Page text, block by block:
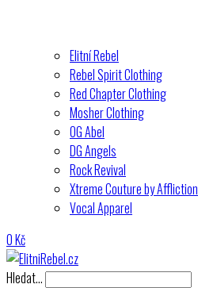
Elitní Rebel
Rebel Spirit Clothing
Red Chapter Clothing
Mosher Clothing
OG Abel
DG Angels
Rock Revival
Xtreme Couture by Affliction
Vocal Apparel
0Kč
Hledat…